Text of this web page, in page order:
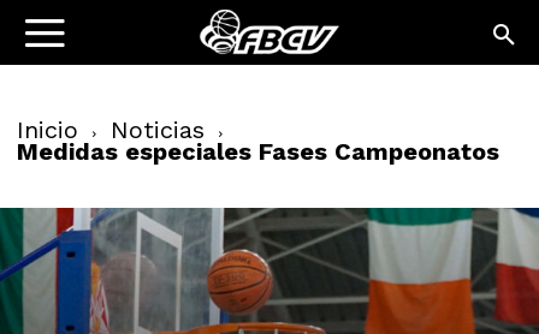
Inicio Noticias
Medidas especiales Fases Campeonatos